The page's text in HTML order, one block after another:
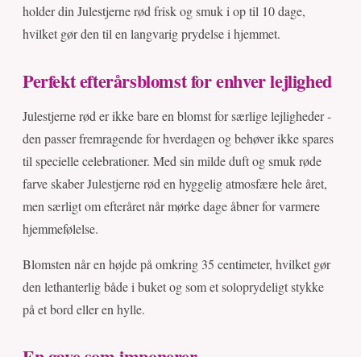
holder din Julestjerne rød frisk og smuk i op til 10 dage,
hvilket gør den til en langvarig prydelse i hjemmet.
Perfekt efterårsblomst for enhver lejlighed
Julestjerne rød er ikke bare en blomst for særlige lejligheder -
den passer fremragende for hverdagen og behøver ikke spares
til specielle celebrationer. Med sin milde duft og smuk røde
farve skaber Julestjerne rød en hyggelig atmosfære hele året,
men særligt om efteråret når mørke dage åbner for varmere
hjemmefølelse.
Blomsten når en højde på omkring 35 centimeter, hvilket gør
den lethanterlig både i buket og som et soloprydeligt stykke
på et bord eller en hylle.